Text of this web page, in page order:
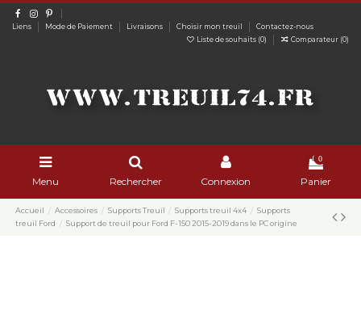
Liens Mode de Paiement Livraisons Choisir mon treuil
Contactez-nous
Liste de souhaits (0) Comparateur (0)
Menu Rechercher Connexion
0
Panier
Accueil Accessoires Supports Treuil Supports treuil 4x4
Supports
treuil Ford
Support de treuil pour Ford F-150 2015-2019 dans le PC origine